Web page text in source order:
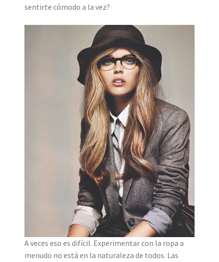
sentirte cómodo a la vez?
A veces eso es difícil. Experimentar con la ropa a
menudo no está en la naturaleza de todos. Las